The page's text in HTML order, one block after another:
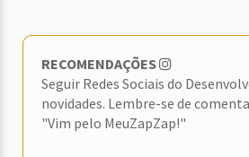
RECOMENDAÇÕES
Seguir Redes Sociais do
novidades. Lembre-se de
"Vim pelo MeuZapZap!"